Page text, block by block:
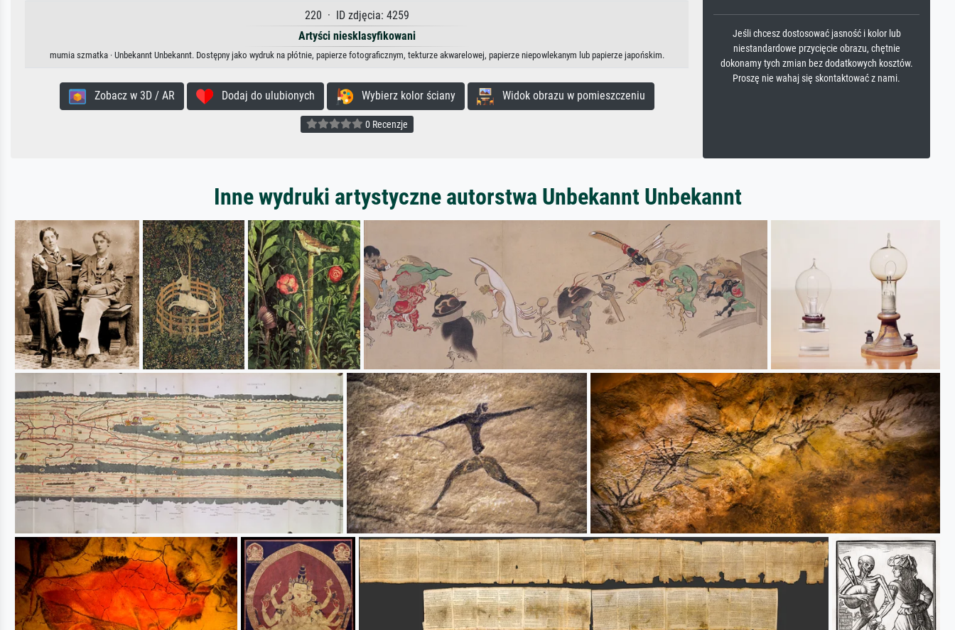
220 · ID zdjęcia: 4259
Artyści niesklasyfikowani
mumia szmatka · Unbekannt Unbekannt. Dostępny jako wydruk na płótnie, papierze fotograficznym, tekturze akwarelowej, papierze niepowlekanym lub papierze japońskim.
Zobacz w 3D / AR Dodaj do ulubionych Wybierz kolor ściany Widok obrazu w pomieszczeniu
0 Recenzje
Jeśli chcesz dostosować jasność i kolor lub
niestandardowe przycięcie obrazu, chętnie
dokonamy tych zmian bez dodatkowych kosztów.
Proszę nie wahaj się skontaktować z nami.
Inne wydruki artystyczne autorstwa Unbekannt Unbekannt